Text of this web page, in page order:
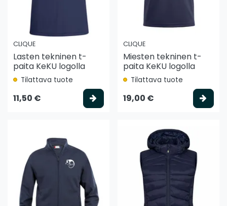
CLIQUE
Lasten tekninen t-
paita KeKU logolla
Tilattava tuote
11,50 € Valitse vaihtoehto
CLIQUE
Miesten tekninen t-
paita KeKU logolla
Tilattava tuote
19,00 €